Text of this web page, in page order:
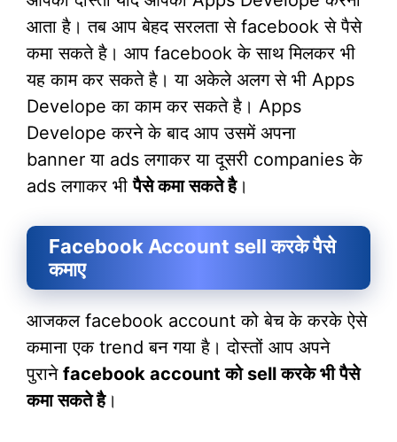
आता है। तब आप बेहद सरलता से facebook से पैसे
कमा सकते है। आप facebook के साथ मिलकर भी
यह काम कर सकते है। या अकेले अलग से भी Apps
Develope का काम कर सकते है। Apps
Develope करने के बाद आप उसमें अपना
banner या ads लगाकर या दूसरी companies के
ads लगाकर भीपैसे कमा सकते है।
Facebook Account sell करके पैसे
कमाए
आजकल facebook account को बेच के करके ऐसे
कमाना एक trend बन गया है। दोस्तों आप अपने
पुराने facebook account को sell करके भी पैसे
कमा सकते है।